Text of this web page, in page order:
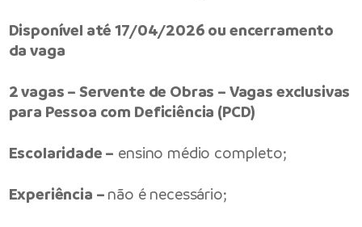
Disponível até 17/04/2026 ou encerramento
da vaga
2 vagas – Servente de Obras – Vagas exclusivas
para Pessoa com Deficiência (PCD)
Escolaridade – ensino médio completo;
Experiência – não é necessário;